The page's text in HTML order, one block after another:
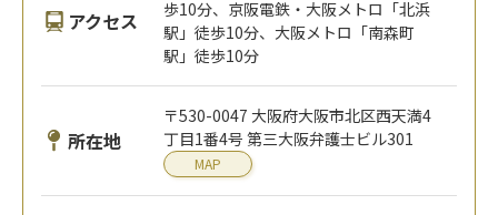
アクセス
歩10分、京阪電鉄・大阪メトロ「北浜
駅」徒歩10分、大阪メトロ「南森町
駅」徒歩10分
所在地
〒530-0047 大阪府大阪市北区西天満4
丁目1番4号 第三大阪弁護士ビル301
MAP